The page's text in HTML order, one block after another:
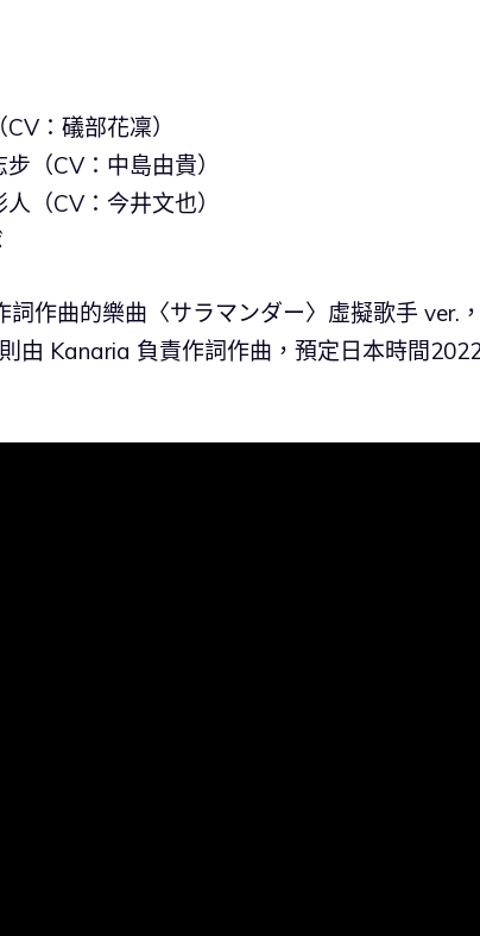
：礒部花凜）
（CV：中島由貴）
（CV：今井文也）
作曲的樂曲〈サラマンダー〉虛擬歌手 ver.
由 Kanaria 負責作詞作曲，預定日本時間